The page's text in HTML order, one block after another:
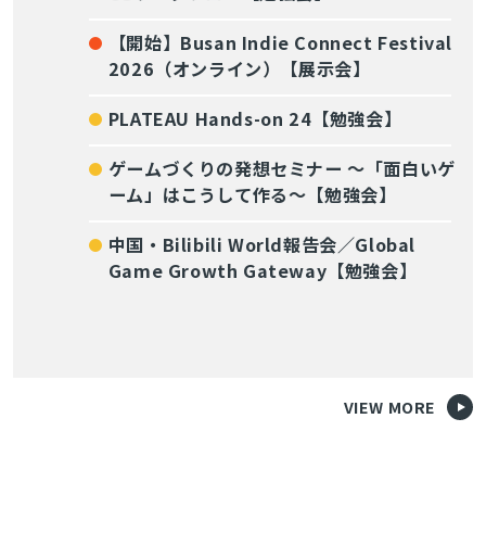
【開始】Busan Indie Connect Festival
2026（オンライン）【展示会】
PLATEAU Hands-on 24【勉強会】
ゲームづくりの発想セミナー ～「面白いゲ
ーム」はこうして作る～【勉強会】
中国・Bilibili World報告会／Global
Game Growth Gateway【勉強会】
VIEW MORE